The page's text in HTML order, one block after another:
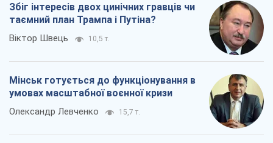
Збіг інтересів двох цинічних гравців чи
таємний план Трампа і Путіна?
Віктор Швець 10,5 т.
Мінськ готується до функціонування в
умовах масштабної воєнної кризи
Олександр Левченко 15,7 т.